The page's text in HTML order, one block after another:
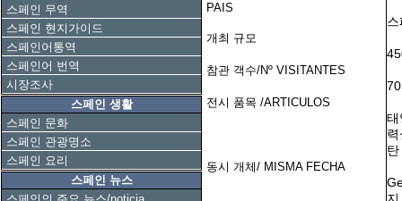
스페인 무역
스페인 현지가이드
스페인어통역
스페인어 번역
시장조사
스페인 생활
스페인 문화
스페인 관광명소
스페인 요리
스페인 뉴스
PAIS
개최 규모
참관 객수/Nº VISITANTES
전시 품목 /ARTICULOS
태
동시 개체/ MISMA FECHA